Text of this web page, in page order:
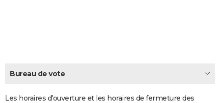
CARTE DE VOEUX
Bureau de vote
Les horaires d'ouverture et les horaires de fermeture des